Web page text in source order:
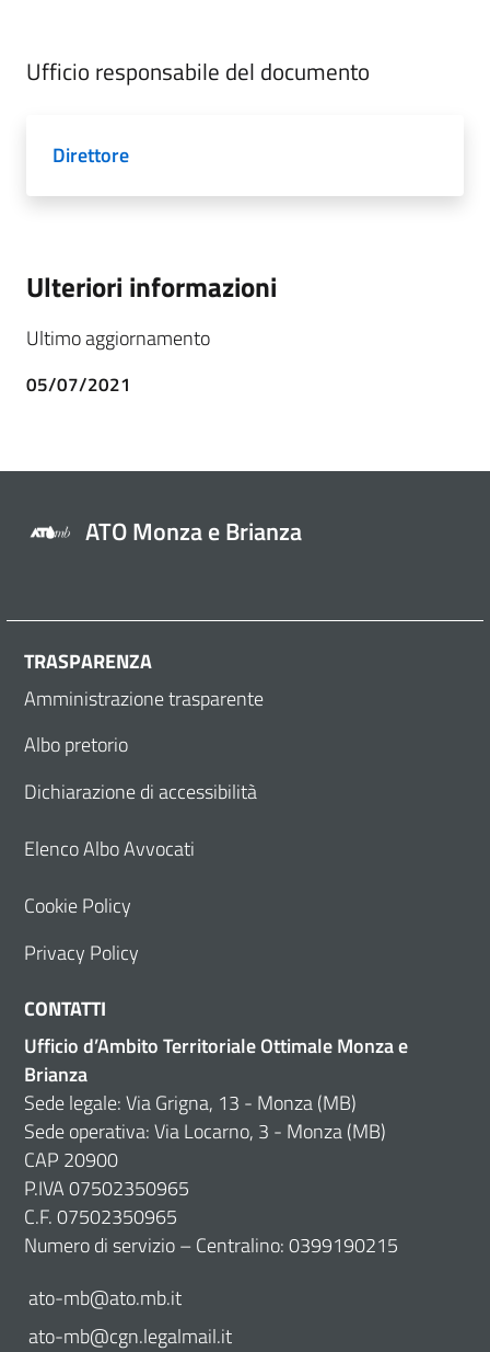
Ufficio responsabile del documento
Direttore
Ulteriori informazioni
Ultimo aggiornamento
05/07/2021
ATO Monza e Brianza
TRASPARENZA
Amministrazione trasparente
Albo pretorio
Dichiarazione di accessibilità
Elenco Albo Avvocati
Cookie Policy
Privacy Policy
CONTATTI
Ufficio d’Ambito Territoriale Ottimale Monza e
Brianza
Sede legale: Via Grigna, 13 - Monza (MB)
Sede operativa: Via Locarno, 3 - Monza (MB)
CAP 20900
P.IVA 07502350965
C.F. 07502350965
Numero di servizio – Centralino: 0399190215
ato-mb@ato.mb.it
ato-mb@cgn.legalmail.it